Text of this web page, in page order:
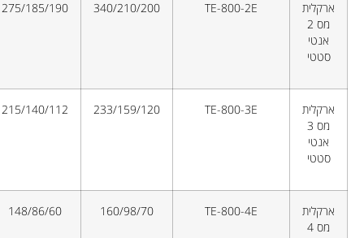
ארקלית
מס 2
אנטי
סטטי
TE-800-2E
340/210/200
275/185/190
ארקלית
מס 3
אנטי
סטטי
TE-800-3E
233/159/120
215/140/112
ארקלית
מס 4
TE-800-4E
160/98/70
148/86/60